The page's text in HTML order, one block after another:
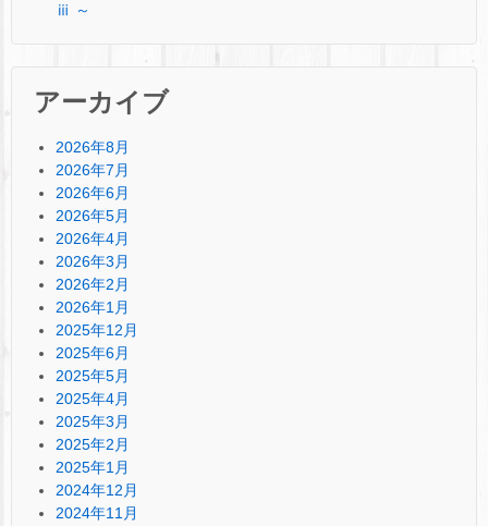
ⅲ ～
アーカイブ
2026年8月
2026年7月
2026年6月
2026年5月
2026年4月
2026年3月
2026年2月
2026年1月
2025年12月
2025年6月
2025年5月
2025年4月
2025年3月
2025年2月
2025年1月
2024年12月
2024年11月